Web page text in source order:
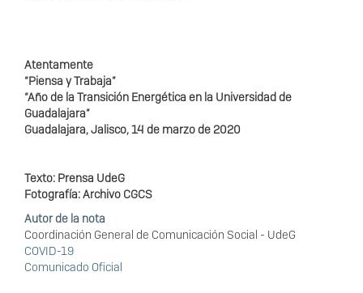
Atentamente
“Piensa y Trabaja”
“Año de la Transición Energética en la Universidad de
Guadalajara”
Guadalajara, Jalisco, 14 de marzo de 2020
Texto: Prensa UdeG
Fotografía: Archivo CGCS
Autor de la nota
Coordinación General de Comunicación Social - UdeG
COVID-19
Comunicado Oficial